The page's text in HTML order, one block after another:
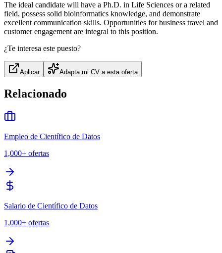
The ideal candidate will have a Ph.D. in Life Sciences or a related
field, possess solid bioinformatics knowledge, and demonstrate
excellent communication skills. Opportunities for business travel and
customer engagement are integral to this position.
¿Te interesa este puesto?
Aplicar Adapta mi CV a esta oferta
Relacionado
Empleo de Científico de Datos
1,000+ ofertas
Salario de Científico de Datos
1,000+ ofertas